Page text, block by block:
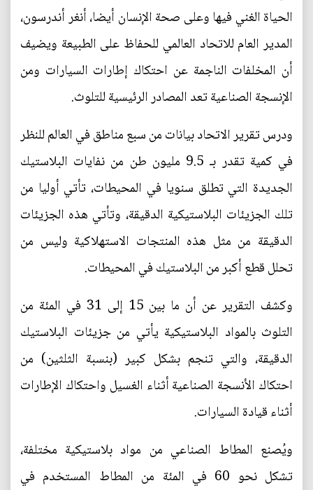
الحياة الغني فيها وعلى صحة الإنسان أيضا، أنغر أندرسون،
المدير العام للاتحاد العالمي للحفاظ على الطبيعة ويضيف
أن المخلفات الناجمة عن احتكاك إطارات السيارات ومن
الإنسجة الصناعية تعد المصادر الرئيسية للتلوث.
ودرس تقرير الاتحاد بيانات من سبع مناطق في العالم للنظر
في كمية تقدر بـ 9.5 مليون طن من نفايات البلاستيك
الجديدة التي تطلق سنويا في المحيطات، تأتي أوليا من
تلك الجزيئات البلاستيكية الدقيقة، وتأتي هذه الجزيئات
الدقيقة من مثل هذه المنتجات الاستهلاكية وليس من
تحلل قطع أكبر من البلاستيك في المحيطات.
وكشف التقرير عن أن ما بين 15 إلى 31 في المئة من
التلوث بالمواد البلاستيكية يأتي من جزيئات البلاستيك
الدقيقة، والتي تنجم بشكل كبير (بنسبة الثلثين) من
احتكاك الأنسجة الصناعية أثناء الغسيل واحتكاك الإطارات
أثناء قيادة السيارات.
ويُصنع المطاط الصناعي من مواد بلاستيكية مختلفة،
تشكل نحو 60 في المئة من المطاط المستخدم في